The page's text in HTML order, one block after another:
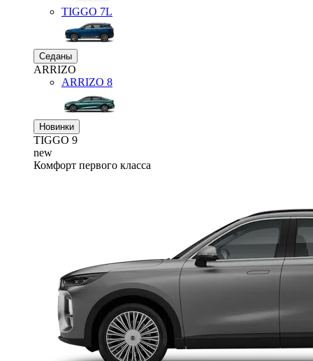
TIGGO 7L
Седаны
ARRIZO
ARRIZO 8
Новинки
TIGGO 9
new
Комфорт первого класса